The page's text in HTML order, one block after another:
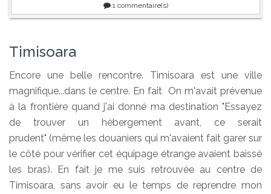
1commentaire(s)
Timisoara
Encore une belle rencontre. Timisoara est une ville
magnifique...dans le centre. En fait On m'avait prévenue
à la frontière quand j'ai donné ma destination "Essayez
de trouver un hébergement avant, ce serait
prudent" (même les douaniers qui m'avaient fait garer sur
le côté pour vérifier cet équipage étrange avaient baissé
les bras). En fait je me suis retrouvée au centre de
Timisoara, sans avoir eu le temps de reprendre mon